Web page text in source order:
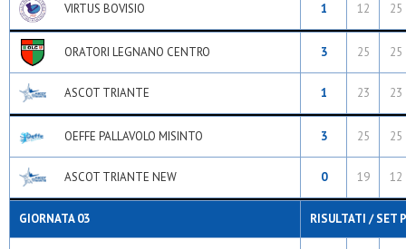
VIRTUS BOVISIO 1 12 25
ORATORI LEGNANO CENTRO 3 25 25
ASCOT TRIANTE 1 23 23
OEFFE PALLAVOLO MISINTO 3 25 25
ASCOT TRIANTE NEW 0 19 12
GIORNATA 03 RISULTATI / SET